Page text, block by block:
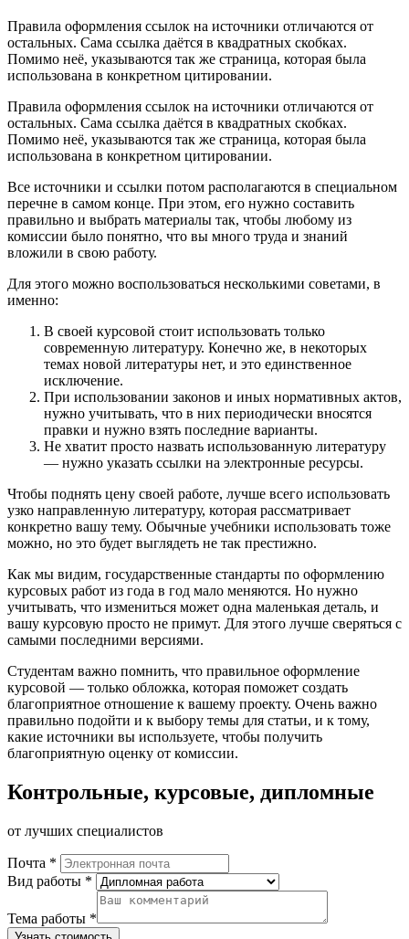
Правила оформления ссылок на источники отличаются от
остальных. Сама ссылка даётся в квадратных скобках.
Помимо неё, указываются так же страница, которая была
использована в конкретном цитировании.
Правила оформления ссылок на источники отличаются от
остальных. Сама ссылка даётся в квадратных скобках.
Помимо неё, указываются так же страница, которая была
использована в конкретном цитировании.
Все источники и ссылки потом располагаются в специальном
перечне в самом конце. При этом, его нужно составить
правильно и выбрать материалы так, чтобы любому из
комиссии было понятно, что вы много труда и знаний
вложили в свою работу.
Для этого можно воспользоваться несколькими советами, в
именно:
В своей курсовой стоит использовать только
современную литературу. Конечно же, в некоторых
темах новой литературы нет, и это единственное
исключение.
При использовании законов и иных нормативных актов,
нужно учитывать, что в них периодически вносятся
правки и нужно взять последние варианты.
Не хватит просто назвать использованную литературу
— нужно указать ссылки на электронные ресурсы.
Чтобы поднять цену своей работе, лучше всего использовать
узко направленную литературу, которая рассматривает
конкретно вашу тему. Обычные учебники использовать тоже
можно, но это будет выглядеть не так престижно.
Как мы видим, государственные стандарты по оформлению
курсовых работ из года в год мало меняются. Но нужно
учитывать, что измениться может одна маленькая деталь, и
вашу курсовую просто не примут. Для этого лучше сверяться с
самыми последними версиями.
Студентам важно помнить, что правильное оформление
курсовой — только обложка, которая поможет создать
благоприятное отношение к вашему проекту. Очень важно
правильно подойти и к выбору темы для статьи, и к тому,
какие источники вы используете, чтобы получить
благоприятную оценку от комиссии.
Контрольные, курсовые, дипломные
от лучших специалистов
Почта *
Вид работы *
Тема работы *